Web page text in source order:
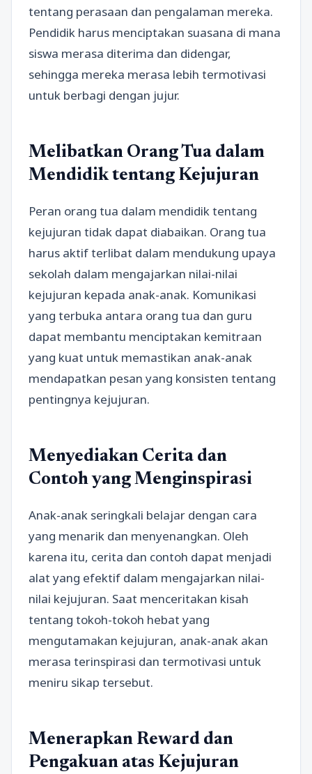
tentang perasaan dan pengalaman mereka.
Pendidik harus menciptakan suasana di mana
siswa merasa diterima dan didengar,
sehingga mereka merasa lebih termotivasi
untuk berbagi dengan jujur.
Melibatkan Orang Tua dalam
Mendidik tentang Kejujuran
Peran orang tua dalam mendidik tentang
kejujuran tidak dapat diabaikan. Orang tua
harus aktif terlibat dalam mendukung upaya
sekolah dalam mengajarkan nilai-nilai
kejujuran kepada anak-anak. Komunikasi
yang terbuka antara orang tua dan guru
dapat membantu menciptakan kemitraan
yang kuat untuk memastikan anak-anak
mendapatkan pesan yang konsisten tentang
pentingnya kejujuran.
Menyediakan Cerita dan
Contoh yang Menginspirasi
Anak-anak seringkali belajar dengan cara
yang menarik dan menyenangkan. Oleh
karena itu, cerita dan contoh dapat menjadi
alat yang efektif dalam mengajarkan nilai-
nilai kejujuran. Saat menceritakan kisah
tentang tokoh-tokoh hebat yang
mengutamakan kejujuran, anak-anak akan
merasa terinspirasi dan termotivasi untuk
meniru sikap tersebut.
Menerapkan Reward dan
Pengakuan atas Kejujuran